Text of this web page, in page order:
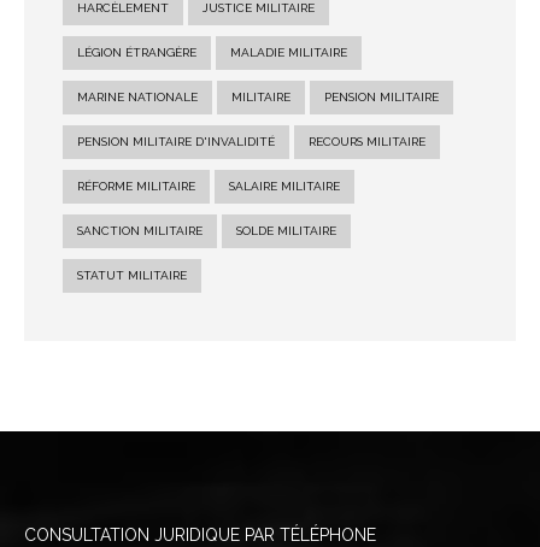
HARCÈLEMENT JUSTICE MILITAIRE
LÉGION ÉTRANGÈRE MALADIE MILITAIRE
MARINE NATIONALE MILITAIRE PENSION MILITAIRE
PENSION MILITAIRE D'INVALIDITÉ RECOURS MILITAIRE
RÉFORME MILITAIRE SALAIRE MILITAIRE
SANCTION MILITAIRE SOLDE MILITAIRE
STATUT MILITAIRE
CONSULTATION JURIDIQUE PAR TÉLÉPHONE